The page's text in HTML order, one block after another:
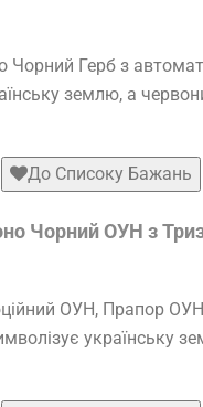
Чорний Герб з
землю, а
До Списоку Бажань
Чорний ОУН з
ОУН, Прапор
українську